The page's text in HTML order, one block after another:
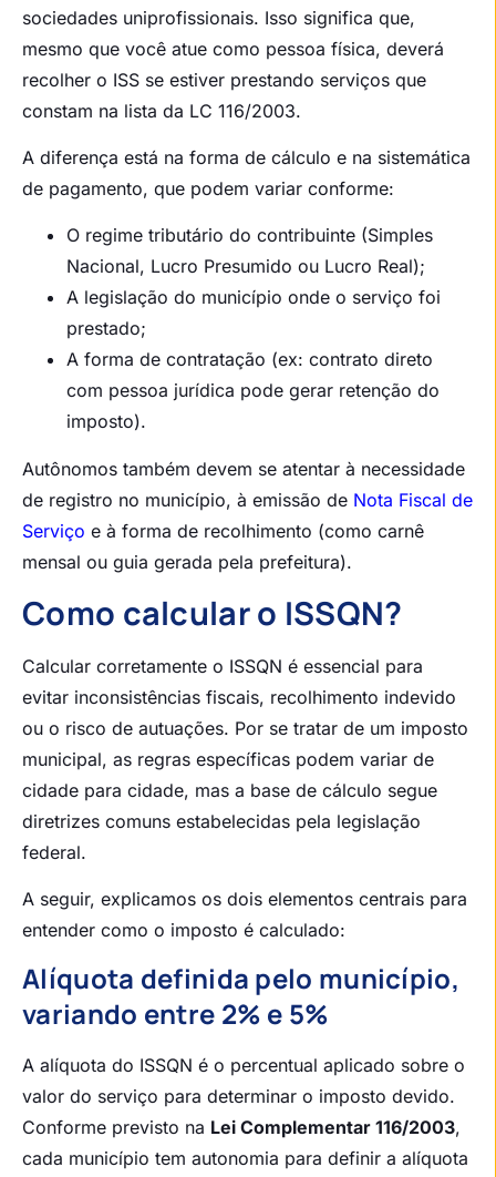
sociedades uniprofissionais. Isso significa que,
mesmo que você atue como pessoa física, deverá
recolher o ISS se estiver prestando serviços que
constam na lista da LC 116/2003.
A diferença está na forma de cálculo e na sistemática
de pagamento, que podem variar conforme:
O regime tributário do contribuinte (Simples
Nacional, Lucro Presumido ou Lucro Real);
A legislação do município onde o serviço foi
prestado;
A forma de contratação (ex: contrato direto
com pessoa jurídica pode gerar retenção do
imposto).
Autônomos também devem se atentar à necessidade
de registro no município, à emissão de Nota Fiscal de
Serviço e à forma de recolhimento (como carnê
mensal ou guia gerada pela prefeitura).
Como calcular o ISSQN?
Calcular corretamente o ISSQN é essencial para
evitar inconsistências fiscais, recolhimento indevido
ou o risco de autuações. Por se tratar de um imposto
municipal, as regras específicas podem variar de
cidade para cidade, mas a base de cálculo segue
diretrizes comuns estabelecidas pela legislação
federal.
A seguir, explicamos os dois elementos centrais para
entender como o imposto é calculado:
Alíquota definida pelo município,
variando entre 2% e 5%
A alíquota do ISSQN é o percentual aplicado sobre o
valor do serviço para determinar o imposto devido.
Conforme previsto na Lei Complementar 116/2003,
cada município tem autonomia para definir a alíquota